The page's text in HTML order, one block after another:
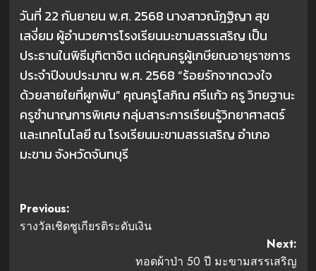
วันที่ 22 กันยายน พ.ศ. 2568 นางสาวณัฎฐิญา สุข
เสงี่ยม ผู้อำนวยการโรงเรียนมะขามสรรเสริญ เป็น
ประธานในพิธีมุทิตาจิต เเด่คุณครูผู้เกษียณอายุราชการ
ประจำปีงบประมาณ พ.ศ. 2568 “ร้อยรักจากดวงใจ
ด้วยสายใยที่ผูกพัน” คุณครูโสภิณ ศรีเเก้ว ครู วิทยฐานะ
ครูชำนาญการพิเศษ กลุ่มสาระการเรียนรู้วิทยาศาสตร์
เเละเทคโนโลยี ณ โรงเรียนมะขามสรรเสริญ อำเภอ
มะขาม จังหวัดจันทบุรี
Post
navigation
Previous:
รางวัลเชิดชูเกียรติระดับเงิน
Next:
ทอดผ้าป่า 50 ปี มะขามสรรเสริญ